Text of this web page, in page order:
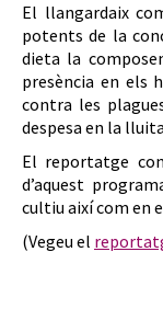
El llangardaix
potents de la
dieta la
presència en els
contra les
despesa en la
El reportatge
d’aquest
cultiu així com en
(Vegeu el